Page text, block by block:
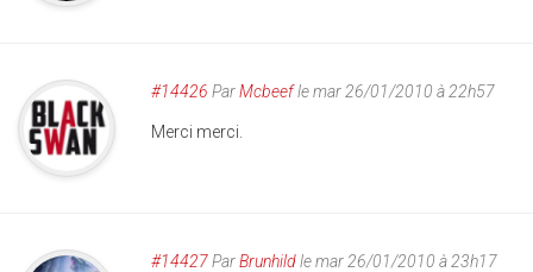
#14426 ParMcbeefle mar 26/01/2010 à 22h57
Merci merci.
#14427ParBrunhildle mar 26/01/2010 à 23h17